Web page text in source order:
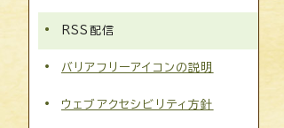
RSS配信
バリアフリーアイコンの説明
ウェブアクセシビリティ方針